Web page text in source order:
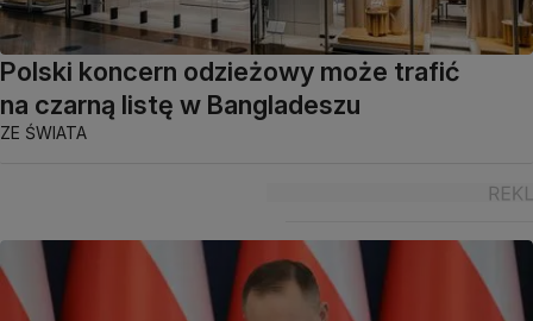
Polski koncern odzieżowy może trafić
na czarną listę w Bangladeszu
ZE ŚWIATA